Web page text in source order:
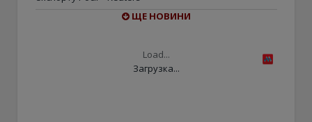
ЩЕ НОВИНИ
Load...
Загрузка...